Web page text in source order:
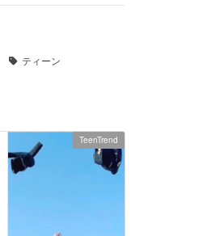
ティーン
TeenTrend